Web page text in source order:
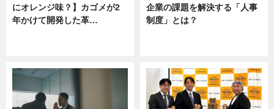
にオレンジ味？】カゴメが2
年かけて開発した革…
企業の課題を解決する「人事
制度」とは？